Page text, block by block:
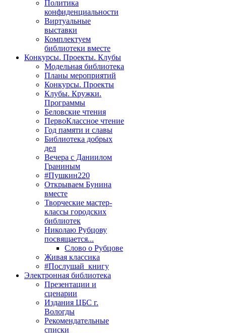
Политика
конфиденциальности
Виртуальные
выставки
Комплектуем
библиотеки вместе
Конкурсы. Проекты. Клубы
Модельная библиотека
Планы мероприятий
Конкурсы. Проекты
Клубы. Кружки.
Программы
Беловские чтения
ПервоКлассное чтение
Год памяти и славы
Библиотека добрых
дел
Вечера с Даниилом
Граниным
#Пушкин220
Открываем Бунина
вместе
Творческие мастер-
классы городских
библиотек
Николаю Рубцову
посвящается...
Слово о Рубцове
Живая классика
#Послушай_книгу
Электронная библиотека
Презентации и
сценарии
Издания ЦБС г.
Вологды
Рекомендательные
списки